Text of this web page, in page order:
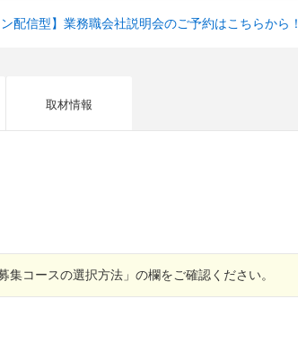
配信型】業務職会社説明会のご予約はこちらから！
取材情報
コースの選択方法」の欄をご確認ください。